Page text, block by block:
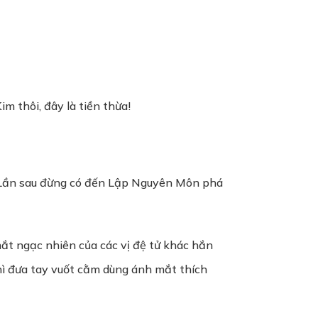
thôi, đây là tiền thừa!
sau đừng có đến Lập Nguyên Môn phá
ngạc nhiên của các vị đệ tử khác hắn
đưa tay vuốt cằm dùng ánh mắt thích